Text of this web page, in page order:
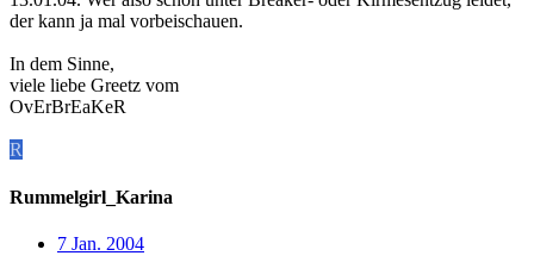
der kann ja mal vorbeischauen.
In dem Sinne,
viele liebe Greetz vom
OvErBrEaKeR
R
Rummelgirl_Karina
7 Jan. 2004